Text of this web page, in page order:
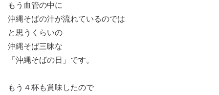
もう血管の中に
沖縄そばの汁が流れているのでは
と思うくらいの
沖縄そば三昧な
「沖縄そばの日」です。
もう４杯も賞味したので